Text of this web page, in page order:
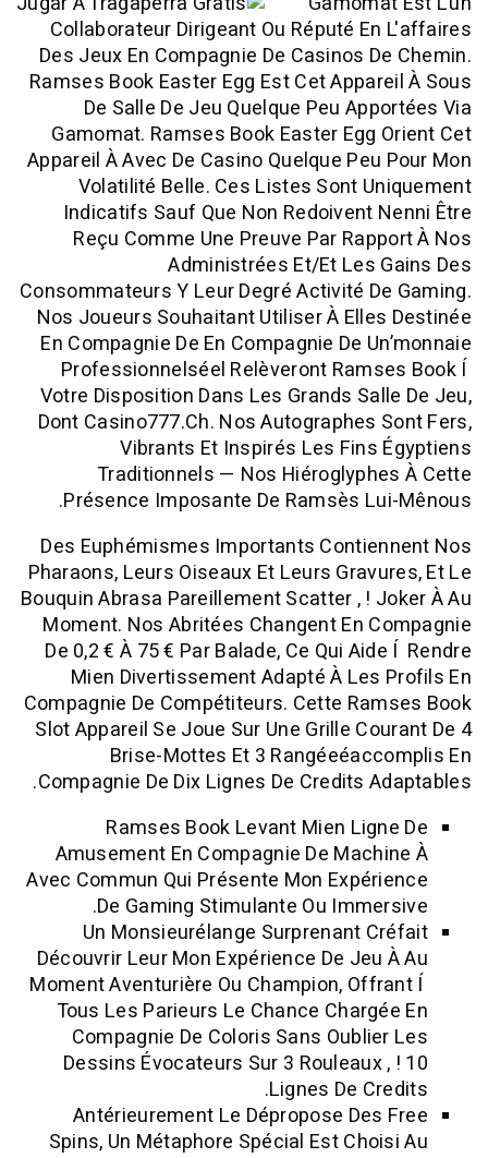
Collaborateur Dirigeant Ou Réputé
Des Jeux En Compagnie De Casinos
Ramses Book Easter Egg Est Cet
De Salle De Jeu Quelque Peu
Gamomat. Ramses Book Easter Egg
Appareil À Avec De Casino Quelque
Volatilité Belle. Ces Listes Sont
Indicatifs Sauf Que Non Redoivent
Reçu Comme Une Preuve Par
Administrées Et/et Les
Consommateurs Y Leur Degré Activité
Nos Joueurs Souhaitant Utiliser À
En Compagnie De En Compagnie De
Professionnelséel Relèveront
Votre Disposition Dans Les Grands
Dont Casino777.ch. Nos Autographes
Vibrants Et Inspirés Les Fins
Traditionnels — Nos
Présence Imposante De Ramsès
Des Euphémismes Importants
Pharaons, Leurs Oiseaux Et Leurs
Bouquin Abrasa Pareillement Scatter , !
Moment. Nos Abritées Changent En
De 0,2 € À 75 € Par Balade, Ce Qui
Mien Divertissement Adapté À
Compagnie De Compétiteurs. Cette
Slot Appareil Se Joue Sur Une Grille
Brise-Mottes Et 3
Compagnie De Dix Lignes De Credits
Ramses Book Levant Mien
Amusement En Compagnie De
Avec Commun Qui Présente Mon
De Gaming Stimulante Ou
Un Monsieurélange Surprenant
Découvrir Leur Mon Expérience De
Moment Aventurière Ou Champion,
Tous Les Parieurs Le Chance
Compagnie De Coloris Sans
Dessins Évocateurs Sur 3 Rouleaux
Lignes De
Antérieurement Le Dépropose
Spins, Un Métaphore Spécial Est